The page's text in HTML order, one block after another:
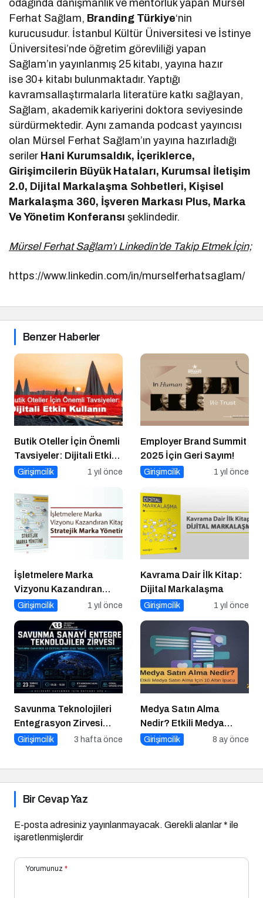
odağında danışmanlık ve mentorluk yapan Mürsel
Ferhat Sağlam, Branding Türkiye‘nin
kurucusudur. İstanbul Kültür Üniversitesi ve İstinye
Üniversitesi’nde öğretim görevliliği yapan
Sağlam’ın yayınlanmış 25 kitabı, yayına hazır
ise 30+ kitabı bulunmaktadır. Yaptığı
kavramsallaştırmalarla literatüre katkı sağlayan,
Sağlam, akademik kariyerini doktora seviyesinde
sürdürmektedir. Aynı zamanda podcast yayıncısı
olan Mürsel Ferhat Sağlam’ın yayına hazırladığı
seriler Hani Kurumsaldık, İçeriklerce,
Girişimcilerin Büyük Hataları, Kurumsal İletişim
2.0, Dijital Markalaşma Sohbetleri, Kişisel
Markalaşma 360, İşveren Markası Plus, Marka
Ve Yönetim Konferansı şeklindedir.
Mürsel Ferhat Sağlam’ı Linkedin’de Takip Etmek İçin;
https://www.linkedin.com/in/murselferhatsaglam/
Benzer Haberler
Butik Oteller İçin Önemli
Tavsiyeler: Dijitali Etkin
Kullanın
Girişimcilik 1 yıl önce
Employer Brand Summit
2025 İçin Geri Sayım!
Girişimcilik 1 yıl önce
İşletmelere Marka
Vizyonu Kazandıran
Kitap: Stratejik Marka
Girişimcilik 1 yıl önce
Kavrama Dair İlk Kitap:
Dijital Markalaşma
Girişimcilik 1 yıl önce
Savunma Teknolojileri
Entegrasyon Zirvesi
Ankara’da
Girişimcilik 3 hafta önce
Medya Satın Alma
Nedir? Etkili Medya
Satın Alma İçin 10 Altın
Girişimcilik 8 ay önce
Bir Cevap Yaz
E-posta adresiniz yayınlanmayacak. Gerekli alanlar* ile
işaretlenmişlerdir
Yorumunuz *